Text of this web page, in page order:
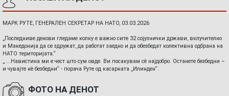
МАРК РУТЕ, ГЕНЕРАЛЕН СЕКРЕТАР НА НАТО, 03.03.2026
„Последниве денови гледаме колку е важно сите 32 сојузнички држави, вклучително
и Македонија да се здружат, да работат заедно и да обезбедат колективна одбрана на
НАТО територијата.“
„ ...Навистина ми е чест што сум овде. Ви посакувам сè најдобро. Останете безбедни –
и чувајте нè безбедни“ - порача Руте од касарната „Илинден“.
ФОТО НА ДЕНОТ